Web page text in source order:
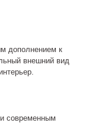
дополнением к
внешний вид
современным